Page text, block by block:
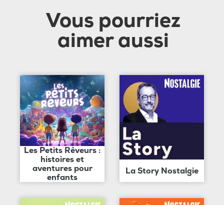
Vous pourriez
aimer aussi
Les Petits Rêveurs :
histoires et
aventures pour
enfants
La Story Nostalgie